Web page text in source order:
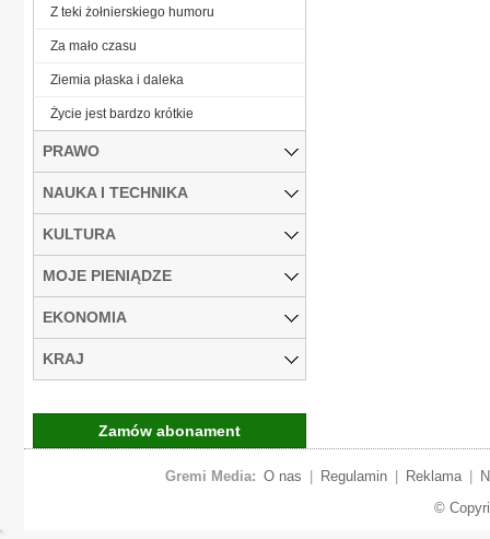
Z teki żołnierskiego humoru
Za mało czasu
Ziemia płaska i daleka
Życie jest bardzo krótkie
PRAWO
NAUKA I TECHNIKA
KULTURA
MOJE PIENIĄDZE
EKONOMIA
KRAJ
Zamów abonament
Gremi Media: O nas Regulamin Reklama
©